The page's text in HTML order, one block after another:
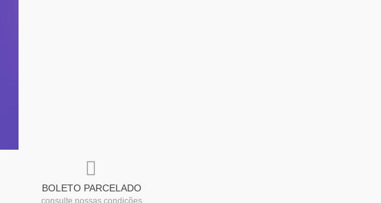
BOLETO PARCELADO
consulte nossas condições